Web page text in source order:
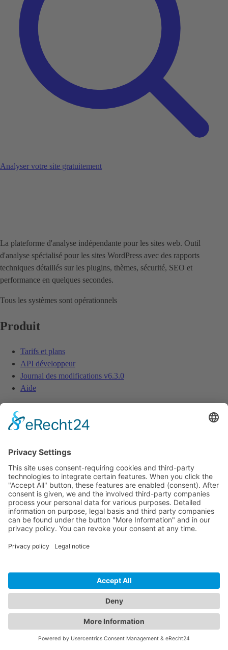
Analyser votre site gratuitement
La plateforme d'analyse indépendante pour les sites web. Outil
d'analyse spécialisé pour les sites WordPress avec des rapports
techniques détaillés sur les plugins, thèmes, sécurité, SEO et
performance en quelques secondes.
Tous les systèmes sont opérationnels
Produit
Tarifs et plans
API développeur
Journal des modifications v6.3.0
Aide
Ressources
Snippets de code
Contact
Contact
Envoyer un retour